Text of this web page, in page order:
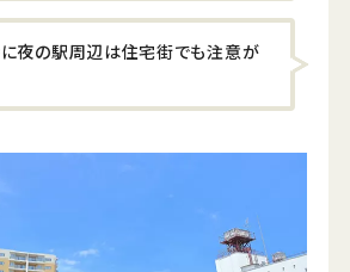
に夜の駅周辺は住宅街でも注意が